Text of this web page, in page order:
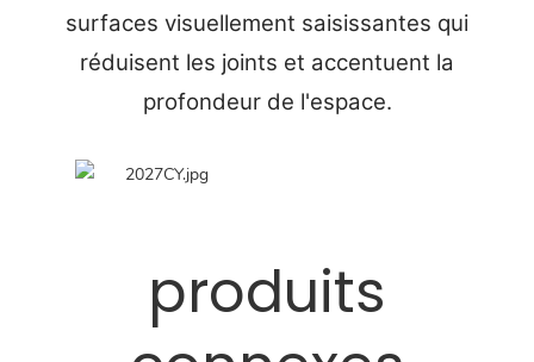
surfaces visuellement saisissantes qui
réduisent les joints et accentuent la
profondeur de l'espace.
produits